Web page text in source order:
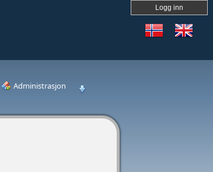
Logg inn
Administrasjon